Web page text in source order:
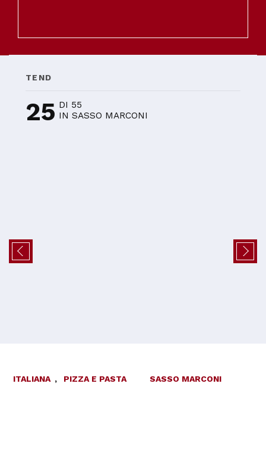
TEND
25 DI 55
IN SASSO MARCONI
ITALIANA , PIZZA E PASTA SASSO MARCONI